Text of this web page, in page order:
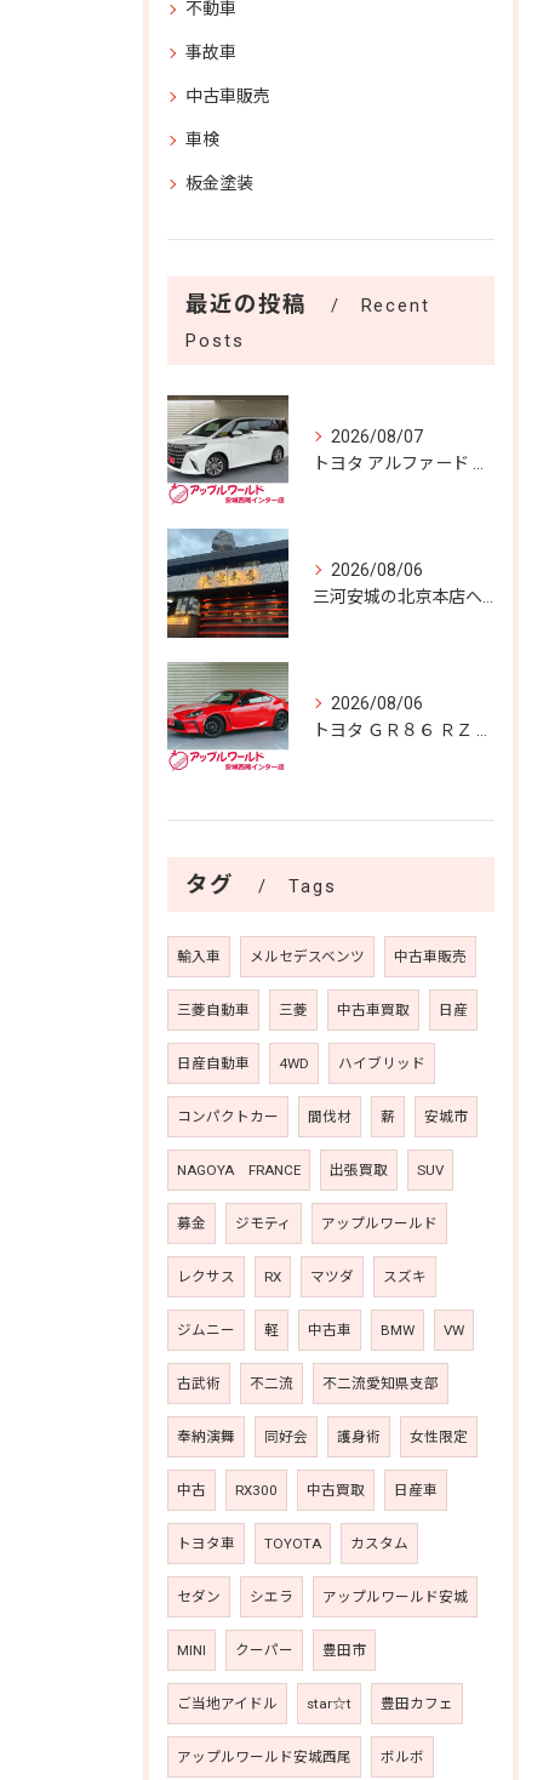
不動車
事故車
中古車販売
車検
板金塗装
最近の投稿
Recent
Posts
2026/08/07
トヨタ アルファード Ｚ 入庫しました！！
2026/08/06
三河安城の北京本店へ✨️
2026/08/06
トヨタ ＧＲ８６ ＲＺ 入庫しました！！
タグ Tags
輸入車 メルセデスベンツ 中古車販売
三菱自動車 三菱 中古車買取 日産
日産自動車 4WD ハイブリッド
コンパクトカー 間伐材 薪 安城市
NAGOYA FRANCE 出張買取 SUV
募金 ジモティ アップルワールド
レクサス RX マツダ スズキ
ジムニー 軽 中古車 BMW VW
古武術 不二流 不二流愛知県支部
奉納演舞 同好会 護身術 女性限定
中古 RX300 中古買取 日産車
トヨタ車 TOYOTA カスタム
セダン シエラ アップルワールド安城
MINI クーパー 豊田市
ご当地アイドル star☆t 豊田カフェ
アップルワールド安城西尾 ボルボ